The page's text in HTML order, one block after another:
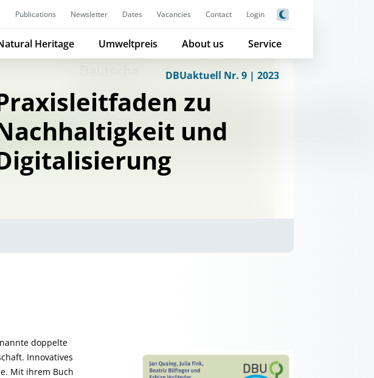
Publications Newsletter Dates Vacancies Contact Login
Heritage Umweltpreis About us Service
DBUaktuell Nr. 9 | 2023
zu
und
doppelte
Innovatives
Mit ihrem Buch